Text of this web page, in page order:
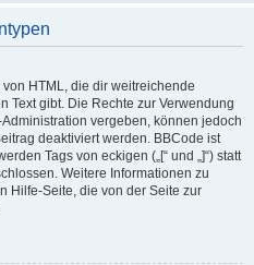
HTML, die dir weitreichende
Text gibt. Die Rechte zur Verwendung
vergeben, können jedoch
deaktiviert werden. BBCode ist
Tags von eckigen („[“ und „]“) statt
Weitere Informationen zu
Hilfe-Seite, die von der Seite zur